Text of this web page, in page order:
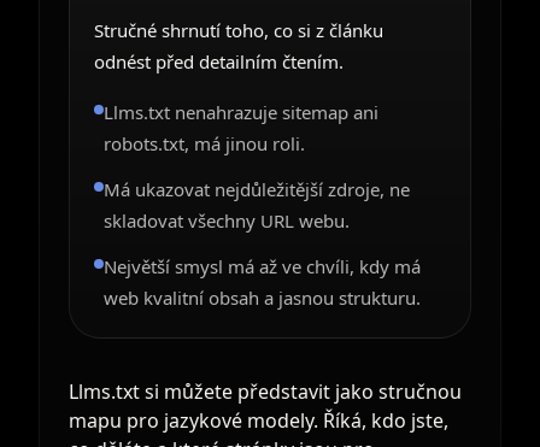
Stručné shrnutí toho, co si z článku
odnést před detailním čtením.
Llms.txt nenahrazuje sitemap ani
robots.txt, má jinou roli.
Má ukazovat nejdůležitější zdroje, ne
skladovat všechny URL webu.
Největší smysl má až ve chvíli, kdy má
web kvalitní obsah a jasnou strukturu.
Llms.txt si můžete představit jako stručnou
mapu pro jazykové modely. Říká, kdo jste,